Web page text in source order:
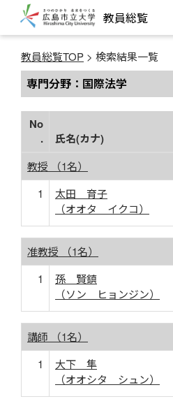
教員総覧
教員総覧TOP > 検索結果一覧
専門分野：国際法学
No
.
氏名(カナ)
教授 （1名）
1
太田 育子
（オオタ イクコ）
准教授 （1名）
1
孫 賢鎮
（ソン ヒョンジン）
講師 （1名）
1
大下 隼
（オオシタ シュン）